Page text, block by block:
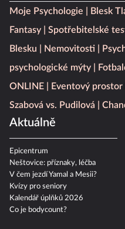
Moje Psychologie Blesk
Fantasy
Spotřebitelské
Blesku
Nemovitosti
psychologické mýty
ONLINE
Eventový prostor
Szabová vs. Pudilová
Aktuálně
Epicentrum
Neštovice: příznaky, léčba
V čem jezdí Yamal a Mesii?
Kvízy pro seniory
Kalendář úplňků 2026
Co je bodycount?